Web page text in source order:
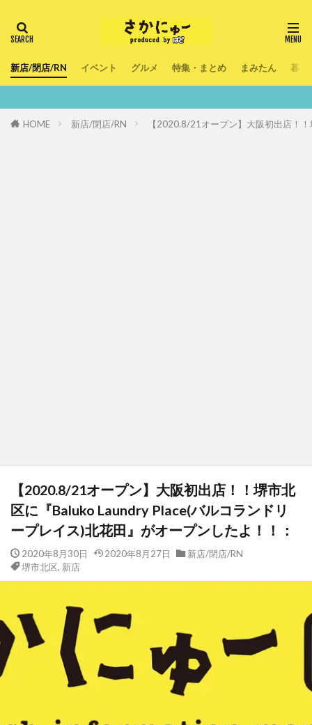
新店/閉店/RN イベント グルメ 特集・まとめ まみたん 暮ら
HOME 新店/閉店/RN 【2020.8/21オープン】大阪初出店！
【2020.8/21オープン】大阪初出店！！堺市北
区に『Baluko Laundry Place(バルコランドリ
ープレイス)北花田』がオープンしたよ！！：
2020年8月30日 2020年8月27日
新店/閉店/RN
堺市北区, 新店